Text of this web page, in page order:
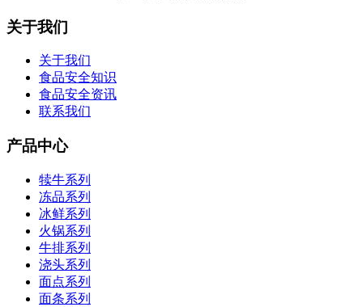
关于我们
关于我们
食品安全知识
食品安全资讯
联系我们
产品中心
犊牛系列
冻品系列
冰鲜系列
火锅系列
牛排系列
浇头系列
面点系列
面条系列